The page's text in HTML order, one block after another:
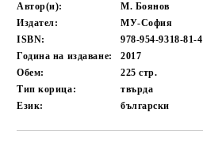
Автор(и):
М. Боянов
Издател:
МУ-София
ISBN:
978-954-9318-81-4
Година на издаване:
2017
Обем:
225стр.
Тип корица:
твърда
Език:
български